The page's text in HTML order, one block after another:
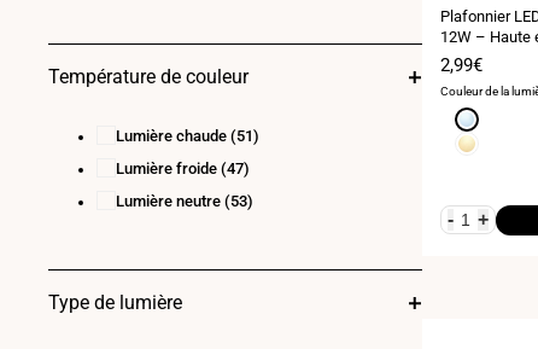
:Plafonnier
12W – Haute
Prix
de
vente
2,99€
Couleur de la
Blanc
froid
Blanc
- +
23 (3)
24 (12)
30 (3)
36 (5)
40 (1)
Température de couleur
Lumière chaude (51)
Lumière froide (47)
Lumière neutre (53)
Type de lumière